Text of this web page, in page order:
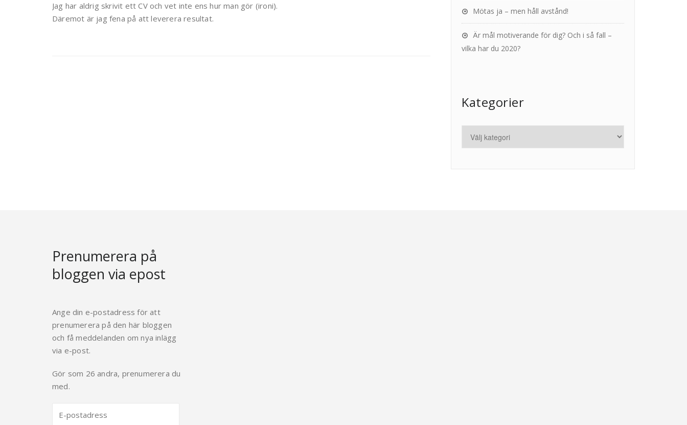
Jag har aldrig skrivit ett CV och vet inte ens hur man gör (ironi).
Däremot är jag fena på att leverera resultat.
Mötas ja – men håll avstånd!
Är mål motiverande för dig? Och i så fall –
vilka har du 2020?
Kategorier
Prenumerera på
bloggen via epost
Ange din e-postadress för att
prenumerera på den här bloggen
och få meddelanden om nya inlägg
via e-post.
Gör som 26 andra, prenumerera du
med.